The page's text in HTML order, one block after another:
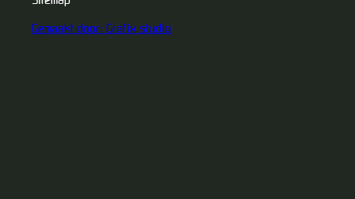
Gemaakt door: Grafix studio